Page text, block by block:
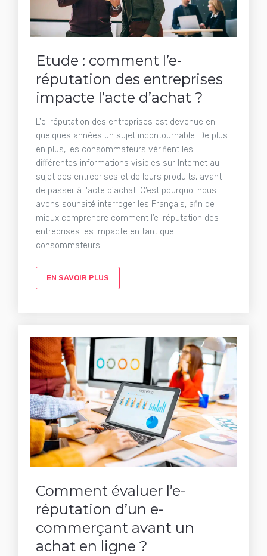
Etude : comment l’e-
réputation des entreprises
impacte l’acte d’achat ?
L'e-réputation des entreprises est devenue en
quelques années un sujet incontournable. De plus
en plus, les consommateurs vérifient les
différentes informations visibles sur Internet au
sujet des entreprises et de leurs produits, avant
de passer à l'acte d'achat. C’est pourquoi nous
avons souhaité interroger les Français, afin de
mieux comprendre comment l’e-réputation des
entreprises les impacte en tant que
consommateurs.
EN SAVOIR PLUS
Comment évaluer l’e-
réputation d’un e-
commerçant avant un
achat en ligne ?